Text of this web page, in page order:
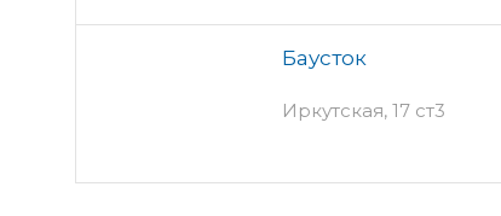
Баусток
Иркутская, 17 ст3